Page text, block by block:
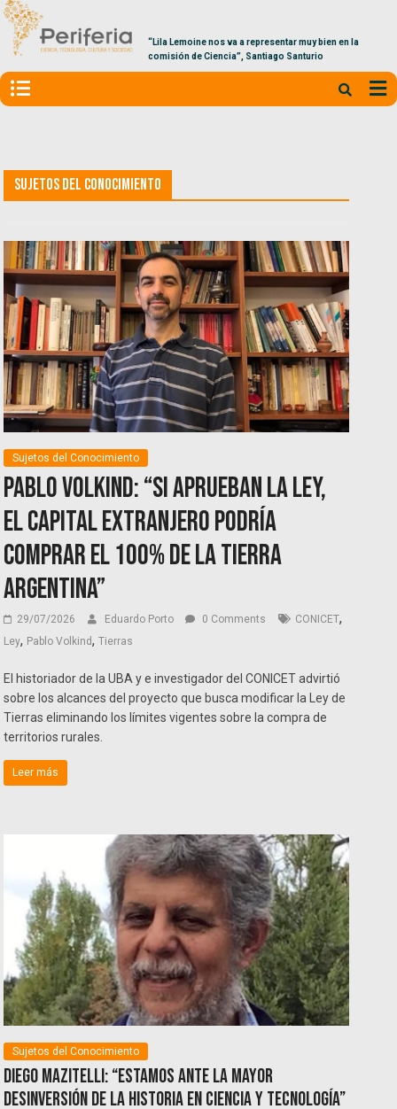
“Lila Lemoine nos va a representar muy bien en la
comisión de Ciencia”, Santiago Santurio
Sujetos del Conocimiento
Sujetos del Conocimiento
Pablo Volkind: “Si aprueban la Ley,
el capital extranjero podría
comprar el 100% de la tierra
argentina”
29/07/2026 Eduardo Porto 0 Comments CONICET,
Ley, Pablo Volkind,Tierras
El historiador de la UBA y e investigador del CONICET advirtió
sobre los alcances del proyecto que busca modificar la Ley de
Tierras eliminando los límites vigentes sobre la compra de
territorios rurales.
Leer más
Sujetos del Conocimiento
Diego Mazitelli: “Estamos ante la mayor
desinversión de la historia en ciencia y tecnología”